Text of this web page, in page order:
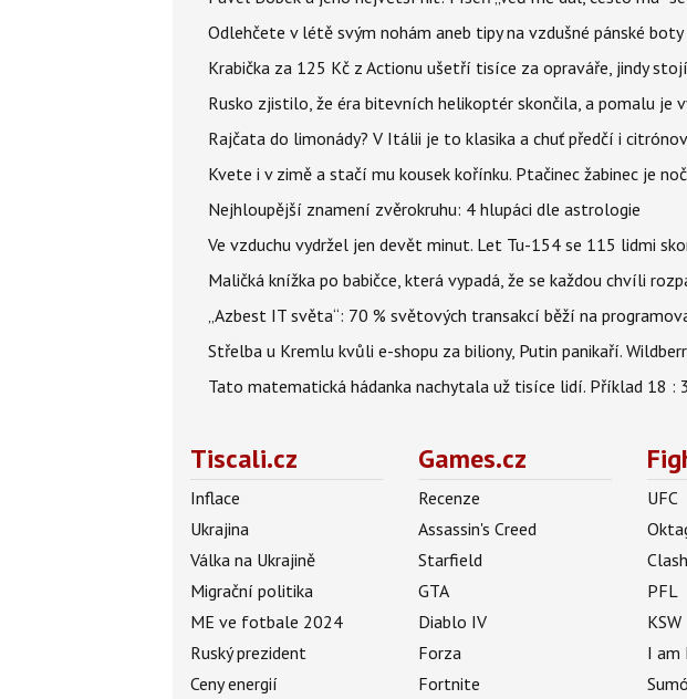
Odlehčete v létě svým nohám aneb tipy na vzdušné pánské boty
Krabička za 125 Kč z Actionu ušetří tisíce za opraváře, jindy
Rusko zjistilo, že éra bitevních helikoptér skončila, a pomalu je
Rajčata do limonády? V Itálii je to klasika a chuť předčí i
Kvete i v zimě a stačí mu kousek kořínku. Ptačinec žabinec je
Nejhloupější znamení zvěrokruhu: 4 hlupáci dle astrologie
Ve vzduchu vydržel jen devět minut. Let Tu-154 se 115 lidmi
Maličká knížka po babičce, která vypadá, že se každou chvíli
„Azbest IT světa“: 70 % světových transakcí běží na
Střelba u Kremlu kvůli e-shopu za biliony, Putin panikaří.
Tato matematická hádanka nachytala už tisíce lidí. Příklad 18
Tiscali.cz
Inflace
Ukrajina
Válka na Ukrajině
Migrační politika
ME ve fotbale 2024
Ruský prezident
Ceny energií
Games.cz
Recenze
Assassin's Creed
Starfield
GTA
Diablo IV
Forza
Fortnite
UFC
PFL
KSW
I am
Sumó